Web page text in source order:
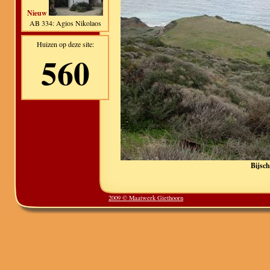
Nieuw
AB 334: Agios Nikolaos
Huizen op deze site:
560
2009 © Maatwerk Giethoorn